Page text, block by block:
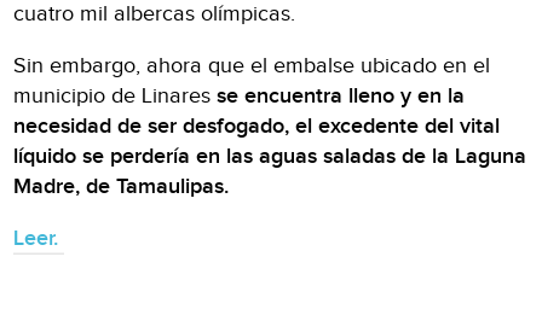
cuatro mil albercas olímpicas.
Sin embargo, ahora que el embalse ubicado en el
municipio de Linaresse encuentra lleno y en la
necesidad de ser desfogado, el excedente del vital
líquido se perdería en las aguas saladas de la Laguna
Madre, de Tamaulipas.
Leer.